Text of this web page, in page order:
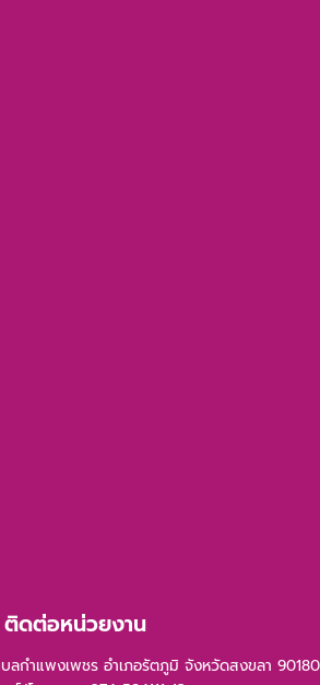
ติดต่อหน่วยงาน
ลกำแพงเพชร อำเภอรัตภูมิ จังหวัดสงขลา 90180